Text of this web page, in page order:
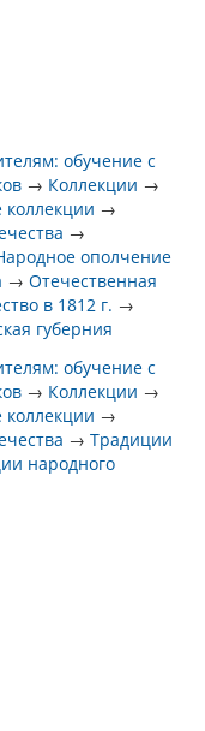
обучение с
→ Коллекции →
→
→
ополчение
→Отечественная
в 1812 г. →
губерния
обучение с
→ Коллекции →
→
→Традиции
народного